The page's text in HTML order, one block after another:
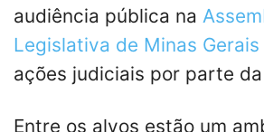
audiência pública na
Legislativa de Minas Gerais
ações judiciais por parte
Entre os alvos estão um